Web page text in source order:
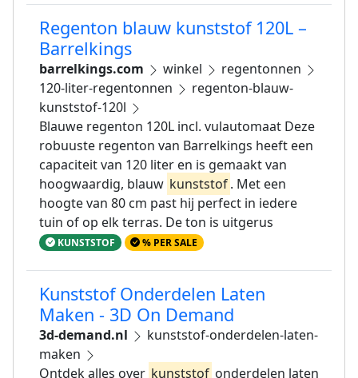
Regenton blauw kunststof 120L –
Barrelkings
barrelkings.com winkel
regentonnen
120-liter-regentonnen
regenton-blauw-
kunststof-120l
Blauwe regenton 120L incl. vulautomaat Deze
robuuste regenton van Barrelkings heeft een
capaciteit van 120 liter en is gemaakt van
hoogwaardig, blauw kunststof. Met een
hoogte van 80 cm past hij perfect in iedere
tuin of op elk terras. De ton is uitgerus
KUNSTSTOF % PER SALE
Kunststof Onderdelen Laten
Maken - 3D On Demand
3d-demand.nl
kunststof-onderdelen-laten-
maken
Ontdek alles over kunststof onderdelen laten